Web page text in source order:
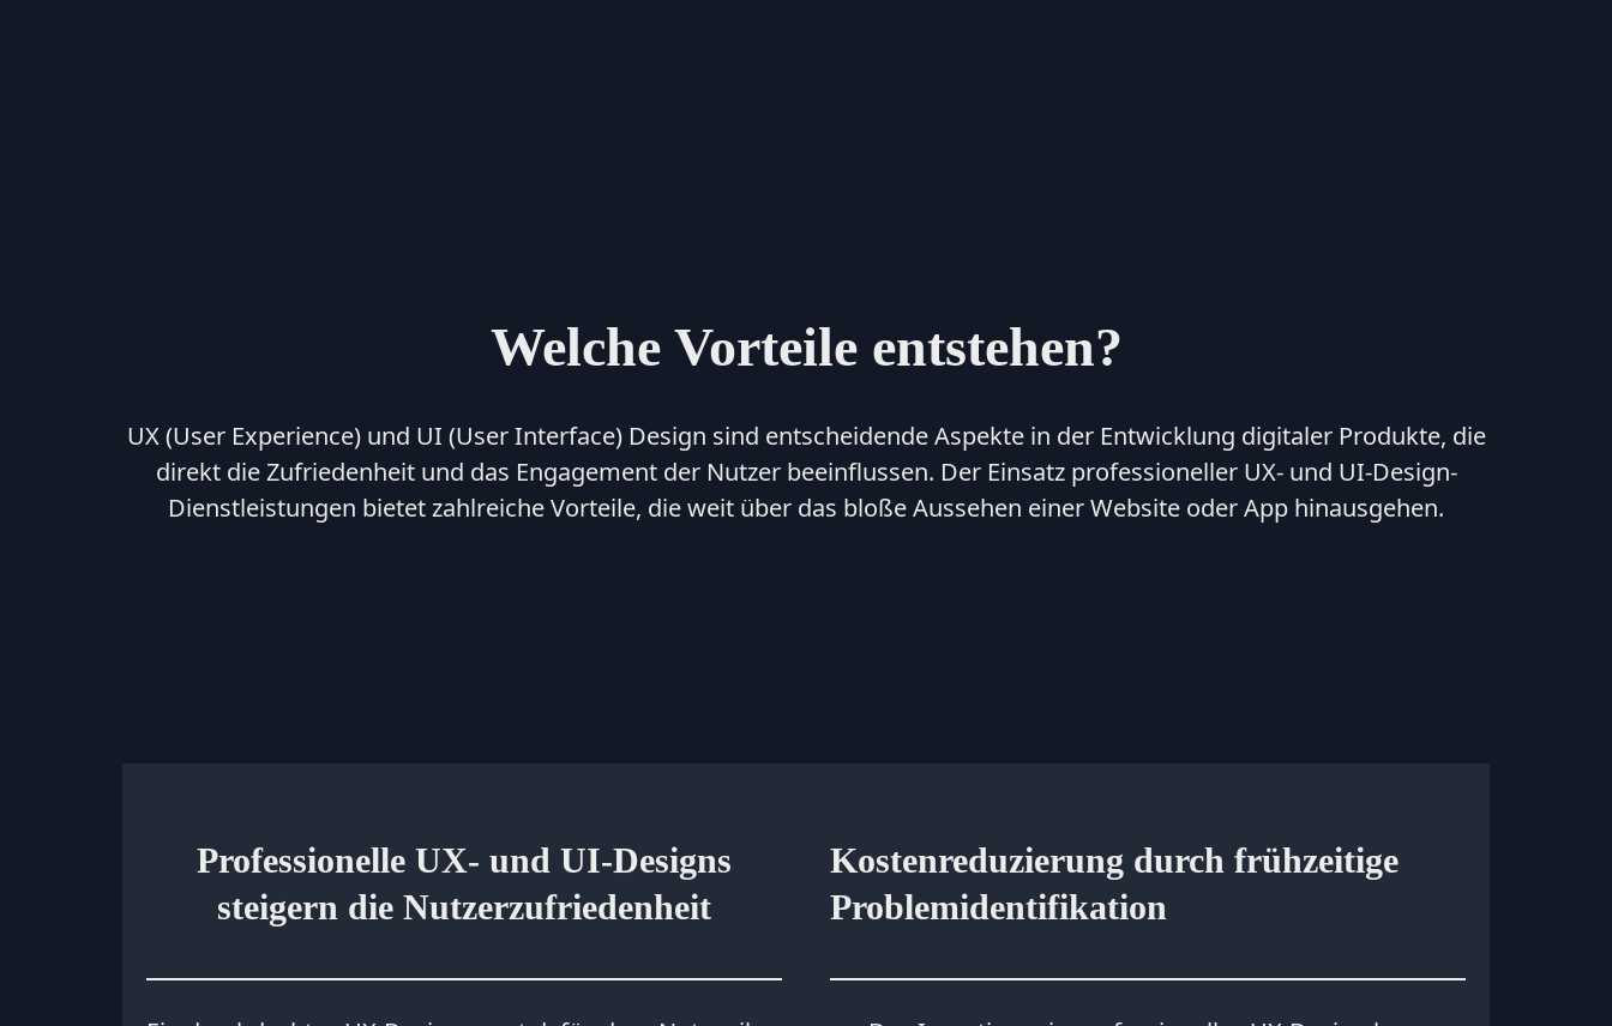
Welche Vorteile entstehen?
UX (User Experience) und UI (User Interface) Design sind entscheidende Aspekte in der Entwicklung digitaler Produkte, die
direkt die Zufriedenheit und das Engagement der Nutzer beeinflussen. Der Einsatz professioneller UX- und UI-Design-
Dienstleistungen bietet zahlreiche Vorteile, die weit über das bloße Aussehen einer Website oder App hinausgehen.
Professionelle UX- und UI-Designs
steigern die Nutzerzufriedenheit
Kostenreduzierung durch frühzeitige
Problemidentifikation